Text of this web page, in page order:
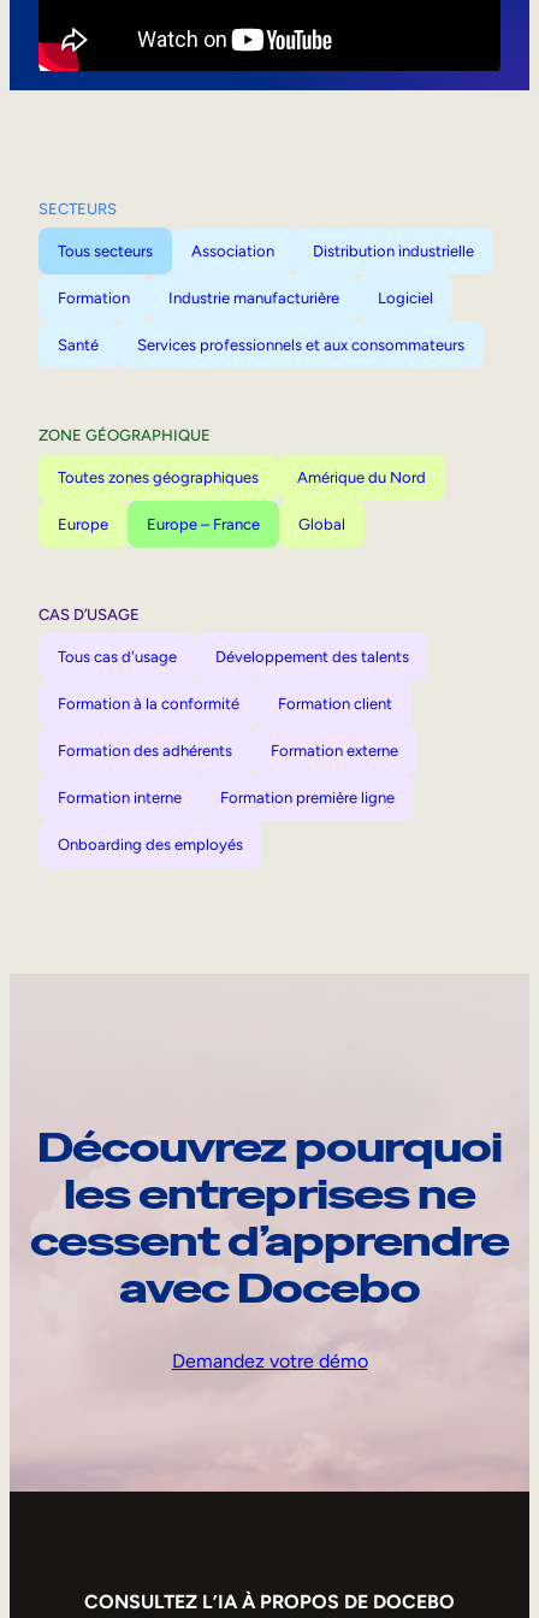
SECTEURS
Tous secteurs Association Distribution industrielle
Formation Industrie manufacturière Logiciel
Santé Services professionnels et aux consommateurs
ZONE GÉOGRAPHIQUE
Toutes zones géographiques Amérique du Nord
Europe Europe – France Global
CAS D’USAGE
Tous cas d'usage Développement des talents
Formation à la conformité Formation client
Formation des adhérents Formation externe
Formation interne Formation première ligne
Onboarding des employés
Découvrez pourquoi
les entreprises ne
cessent d’apprendre
avec Docebo
Demandez votre démo
CONSULTEZ L’IA À PROPOS DE DOCEBO